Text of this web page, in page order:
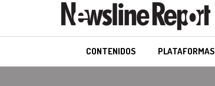
CONTENIDOS PLATAFORMAS